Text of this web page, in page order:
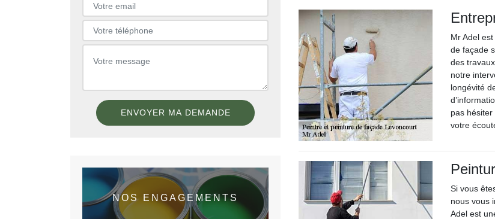
NOS ENGAGEMENTS
Mr Adel
de façade
des
notre
longévité
pas
votre
Si vous
nous vous
Adel est